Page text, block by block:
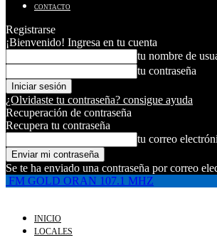
CONTACTO
Registrarse
¡Bienvenido! Ingresa en tu cuenta
tu nombre de
tu contraseña
¿Olvidaste tu contraseña? consigue ayuda
Recuperación de contraseña
Recupera tu contraseña
tu correo
Se te ha enviado una contraseña por correo
FM GOLD ORAN 107.1 MHZ
INICIO
LOCALES